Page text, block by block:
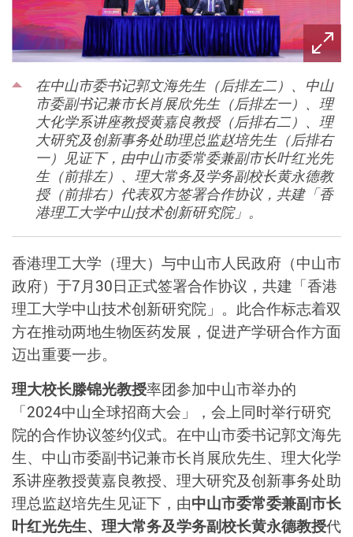
在中山市委书记郭文海先生（后排左二）、中山
市委副书记兼市长肖展欣先生（后排左一）、理
大化学系讲座教授黄嘉良教授（后排右二）、理
大研究及创新事务处助理总监赵培先生（后排右
一）见证下，由中山市委常委兼副市长叶红光先
生（前排左）、理大常务及学务副校长黄永德教
授（前排右）代表双方签署合作协议，共建「香
港理工大学中山技术创新研究院」。
香港理工大学（理大）与中山市人民政府（中山市
政府）于7月30日正式签署合作协议，共建「香港
理工大学中山技术创新研究院」。此合作标志着双
方在推动两地生物医药发展，促进产学研合作方面
迈出重要一步。
理大校长滕锦光教授率团参加中山市举办的
「2024中山全球招商大会」，会上同时举行研究
院的合作协议签约仪式。在中山市委书记郭文海先
生、中山市委副书记兼市长肖展欣先生、理大化学
系讲座教授黄嘉良教授、理大研究及创新事务处助
理总监赵培先生见证下，由中山市委常委兼副市长
叶红光先生、理大常务及学务副校长黄永德教授代